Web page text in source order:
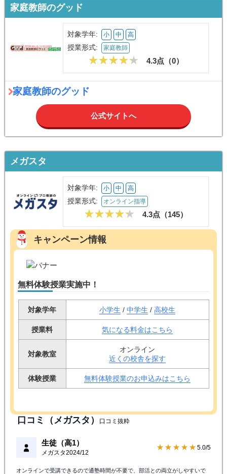
家庭教師のグッド
対象学年: 小 中 高
授業形式: 家庭教師
4.3点（0）
家庭教師のグッド
公式サイトへ
メガスタ
対象学年: 小 中 高
授業形式: オンライン指導
4.3点（145）
キャンペーン情報
無料体験授業実施中！
対象学年 小学生 / 中学生 / 高校生
授業料 気になる料金はこちら
対象教室
オンライン
近くの校舎を探す
体験授業 無料体験授業のお申込みはこちら
口コミ（メガスタ） 口コミ抜粋
生徒（高1）
メガスタ2024/12
★★★★★ 5.0/5
オンラインで受講できるので通塾時間が不要で、部活との両立がしやすいで